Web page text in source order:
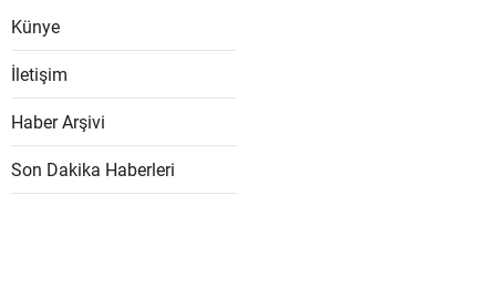
Künye
İletişim
Haber Arşivi
Son Dakika Haberleri